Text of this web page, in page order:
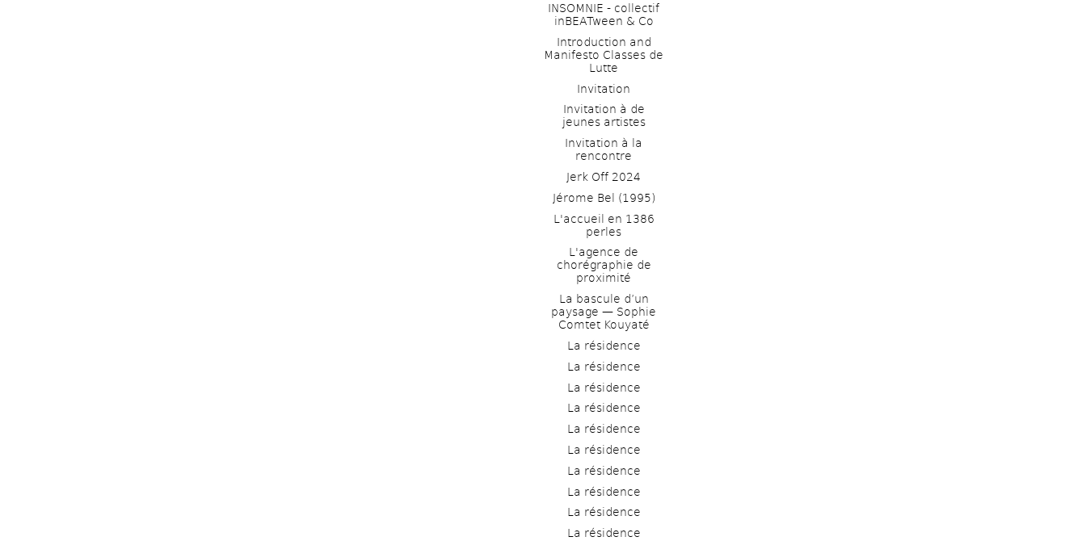
INSOMNIE - collectif
inBEATween & Co
Introduction and
Manifesto Classes de
Lutte
Invitation
Invitation à de
jeunes artistes
Invitation à la
rencontre
Jerk Off 2024
Jérome Bel (1995)
L'accueil en 1386
perles
L'agence de
chorégraphie de
proximité
La bascule d’un
paysage — Sophie
Comtet Kouyaté
La résidence
La résidence
La résidence
La résidence
La résidence
La résidence
La résidence
La résidence
La résidence
La résidence